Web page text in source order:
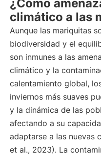
¿Cómo
climático a las
Aunque las mariquitas
biodiversidad y el
son inmunes a las
climático y la
calentamiento global,
inviernos más suaves
y la dinámica de las
afectando a su
adaptarse a las nuevas
et al., 2023). La